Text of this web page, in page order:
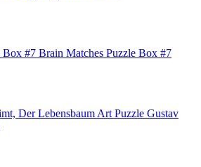
Brain Matches Puzzle Box #7
Art Puzzle Gustav